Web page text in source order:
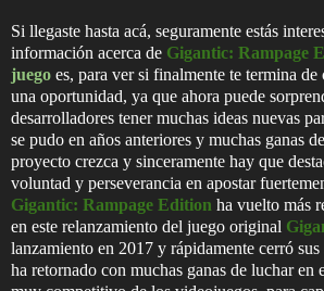
Si llegaste hasta acá, seguramente estás
información acerca de Gigantic: Rampage
juego es, para ver si finalmente te termina de
una oportunidad, ya que ahora puede
desarrolladores tener muchas ideas nuevas
se pudo en años anteriores y muchas ganas
proyecto crezca y sinceramente hay que
voluntad y perseverancia en apostar
Gigantic: Rampage Edition ha vuelto más
en este relanzamiento del juego original
lanzamiento en 2017 y rápidamente cerró
ha retornado con muchas ganas de luchar en